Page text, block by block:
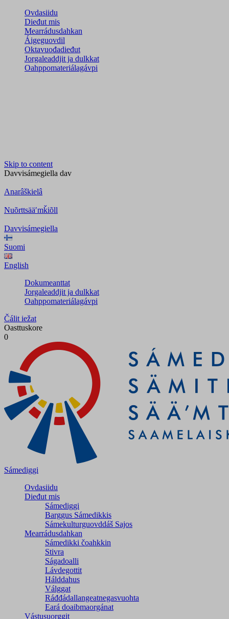
Ovdasiidu
Dieđut mis
Mearrádusdahkan
Áigeguovdil
Oktavuođadieđut
Jorgaleaddjit ja dulkkat
Oahppomateriálagávpi
Skip to content
Davvisámegiella dav
Anarâškielâ
Nuõrttsääʹmǩiõll
Davvisámegiella
Suomi
English
Dokumeanttat
Jorgaleaddjit ja dulkkat
Oahppomateriálagávpi
Čálit iežat
Oasttuskore
0
Sámediggi
Ovdasiidu
Dieđut mis
Sámediggi
Barggus Sámedikkis
Sámekulturguovddáš Sajos
Mearrádusdahkan
Sámedikki čoahkkin
Stivra
Ságadoalli
Lávdegottit
Hálddahus
Válggat
Ráđđádallangeatnegas­vuohta
Eará doaibmaorgánat
Vástusuorggit